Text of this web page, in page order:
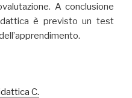
A conclusione
è previsto un test
C.